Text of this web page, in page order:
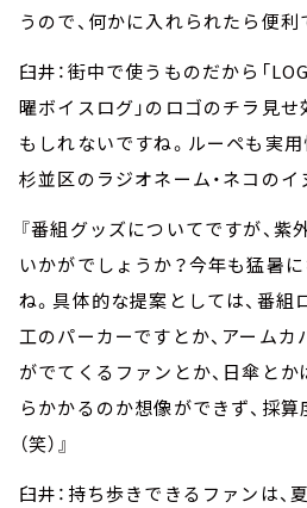
うので、何かに入れられたら便利
臼井：街中で使うものだから「
曜ボイスログ」のロゴのチラ見
もしれないですね。ルーペも実
杉並区のラジオネーム・ネコのイ
『番組グッズについてですが、紫
いかがでしょうか？今年も猛暑
ね。具体的な提案としては、番
工のパーカーですとか、アームカ
がでてくるファンとか、日傘とか
らかかるのか想像ができず、採
（笑）』
臼井：持ち歩きできるファンは、